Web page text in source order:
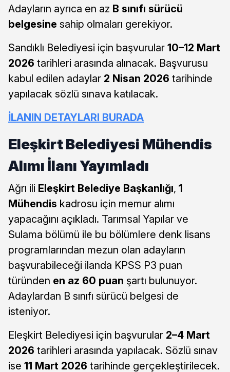
Adayların ayrıca en az B sınıfı sürücü
belgesine sahip olmaları gerekiyor.
Sandıklı Belediyesi için başvurular 10–12 Mart
2026 tarihleri arasında alınacak. Başvurusu
kabul edilen adaylar 2 Nisan 2026 tarihinde
yapılacak sözlü sınava katılacak.
İLANIN DETAYLARI BURADA
Eleşkirt Belediyesi Mühendis
Alımı İlanı Yayımladı
Ağrı ili Eleşkirt Belediye Başkanlığı, 1
Mühendis kadrosu için memur alımı
yapacağını açıkladı. Tarımsal Yapılar ve
Sulama bölümü ile bu bölümlere denk lisans
programlarından mezun olan adayların
başvurabileceği ilanda KPSS P3 puan
türünden en az 60 puan şartı bulunuyor.
Adaylardan B sınıfı sürücü belgesi de
isteniyor.
Eleşkirt Belediyesi için başvurular 2–4 Mart
2026 tarihleri arasında yapılacak. Sözlü sınav
ise 11 Mart 2026 tarihinde gerçekleştirilecek.